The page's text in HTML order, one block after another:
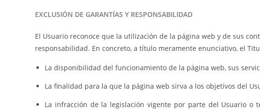
EXCLUSIÓN DE GARANTÍAS Y RESPONSABILIDAD
El Usuario reconoce que la utilización de la página web y de sus
responsabilidad. En concreto, a título meramente enunciativo, el
La disponibilidad del funcionamiento de la página web, sus
La finalidad para la que la página web sirva a los objetivos del
La infracción de la legislación vigente por parte del Usuario